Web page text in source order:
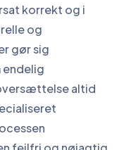
korrekt og i
og
gør sig
endelig
altid